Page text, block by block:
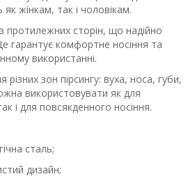
жінкам, так і чоловікам.
протилежних сторін, що надійно
гарантує комфортне носіння та
використанні.
різних зон пірсингу: вуха, носа, губи,
використовувати як для
і для повсякденного носіння.
сталь;
дизайн;